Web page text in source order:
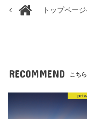
トップペー
RECOMMEND こち